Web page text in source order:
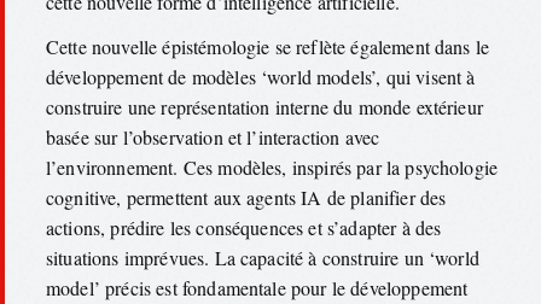
Cette nouvelle épistémologie se reflète également dans le
développement de modèles ‘world models’, qui visent à
construire une représentation interne du monde extérieur
basée sur l’observation et l’interaction avec
l’environnement. Ces modèles, inspirés par la psychologie
cognitive, permettent aux agents IA de planifier des
actions, prédire les conséquences et s’adapter à des
situations imprévues. La capacité à construire un ‘world
model’ précis est fondamentale pour le développement